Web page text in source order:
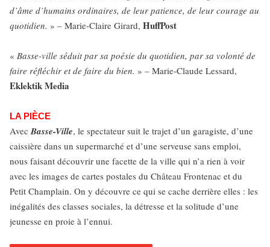
d’âme d’humains ordinaires, de leur patience, de leur courage au
quotidien. » – Marie-Claire Girard, HuffPost
« Basse-ville séduit par sa poésie du quotidien, par sa volonté de
faire réfléchir et de faire du bien. » – Marie-Claude Lessard,
Eklektik Media
LA PIÈCE
AvecBasse-Ville, le spectateur suit le trajet d’un garagiste, d’une
caissière dans un supermarché et d’une serveuse sans emploi,
nous faisant découvrir une facette de la ville qui n’a rien à voir
avec les images de cartes postales du Château Frontenac et du
Petit Champlain. On y découvre ce qui se cache derrière elles : les
inégalités des classes sociales, la détresse et la solitude d’une
jeunesse en proie à l’ennui.